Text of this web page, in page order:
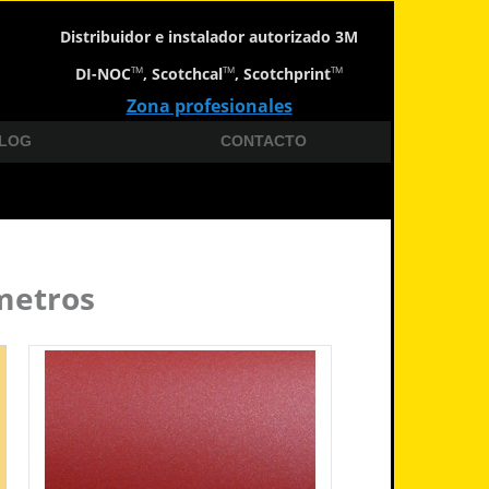
Distribuidor e instalador autorizado 3M
DI-NOCTM, ScotchcalTM, ScotchprintTM
Zona profesionales
CONTACTO